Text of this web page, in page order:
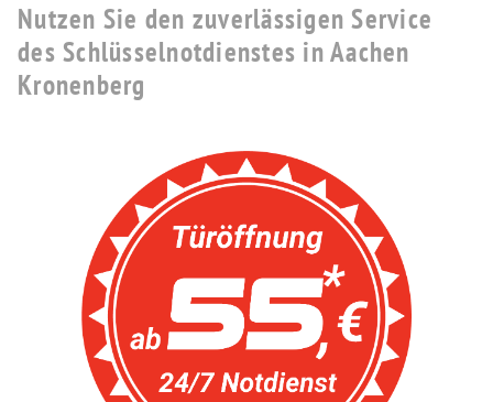
Nutzen Sie den zuverlässigen Service
des Schlüsselnotdienstes in Aachen
Kronenberg